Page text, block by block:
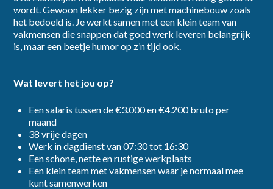
wordt. Gewoon lekker bezig zijn met machinebouw zoals
het bedoeld is. Je werkt samen met een klein team van
vakmensen die snappen dat goed werk leveren belangrijk
is, maar een beetje humor op z’n tijd ook.
Wat levert het jou op?
Een salaris tussen de €3.000 en €4.200 bruto per
maand
38 vrije dagen
Werk in dagdienst van 07:30 tot 16:30
Een schone, nette en rustige werkplaats
Een klein team met vakmensen waar je normaal mee
kunt samenwerken
Inschrijven